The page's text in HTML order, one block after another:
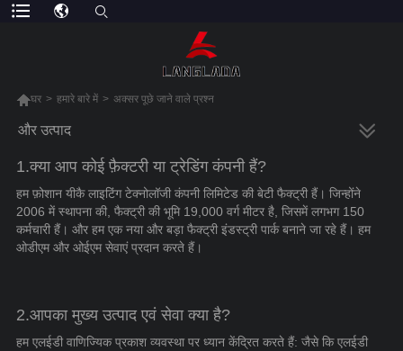
घर > हमारे बारे में > अक्सर पूछे जाने वाले प्रश्न
और उत्पाद
1.क्या आप कोई फ़ैक्टरी या ट्रेडिंग कंपनी हैं?
हम फ़ोशान यीकै लाइटिंग टेक्नोलॉजी कंपनी लिमिटेड की बेटी फैक्ट्री हैं। जिन्होंने
2006 में स्थापना की, फैक्ट्री की भूमि 19,000 वर्ग मीटर है, जिसमें लगभग 150
कर्मचारी हैं। और हम एक नया और बड़ा फैक्ट्री इंडस्ट्री पार्क बनाने जा रहे हैं। हम
ओडीएम और ओईएम सेवाएं प्रदान करते हैं।
2.आपका मुख्य उत्पाद एवं सेवा क्या है?
हम एलईडी वाणिज्यिक प्रकाश व्यवस्था पर ध्यान केंद्रित करते हैं: जैसे कि एलईडी